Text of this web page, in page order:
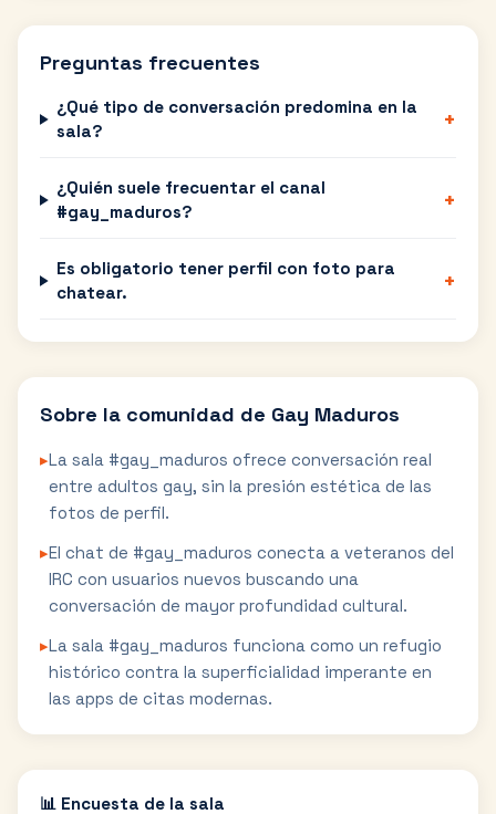
Preguntas frecuentes
¿Qué tipo de conversación predomina en la
sala?
+
¿Quién suele frecuentar el canal
#gay_maduros?
+
Es obligatorio tener perfil con foto para
chatear.
+
Sobre la comunidad de Gay Maduros
▸La sala #gay_maduros ofrece conversación real
entre adultos gay, sin la presión estética de las
fotos de perfil.
▸El chat de #gay_maduros conecta a veteranos del
IRC con usuarios nuevos buscando una
conversación de mayor profundidad cultural.
▸La sala #gay_maduros funciona como un refugio
histórico contra la superficialidad imperante en
las apps de citas modernas.
📊 Encuesta de la sala